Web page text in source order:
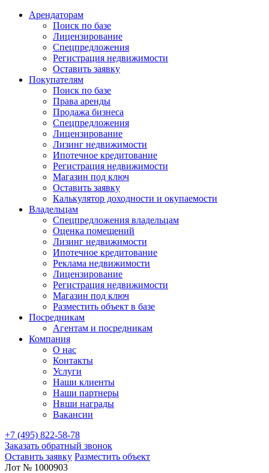
Арендаторам
Поиск по базе
Лицензирование
Спецпредложения
Регистрация недвижимости
Оставить заявку
Покупателям
Поиск по базе
Права аренды
Продажа бизнеса
Спецпредложения
Лицензирование
Лизинг недвижимости
Ипотечное кредитование
Регистрация недвижимости
Магазин под ключ
Оставить заявку
Калькулятор доходности и окупаемости
Владельцам
Спецпредложения владельцам
Оценка помещений
Лизинг недвижимости
Ипотечное кредитование
Реклама недвижимости
Лицензирование
Регистрация недвижимости
Магазин под ключ
Разместить объект в базе
Посредникам
Агентам и посредникам
Компания
О нас
Контакты
Услуги
Наши клиенты
Наши партнеры
Нвши награды
Вакансии
+7 (495) 822-58-78
Заказать обратный звонок
Оставить заявку Разместить объект
Лот № 1000903